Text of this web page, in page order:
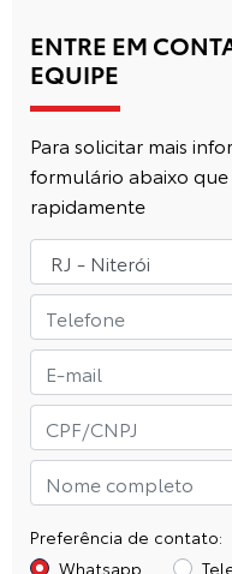
ENTRE EM
EQUIPE
Para solicitar mais
formulário abaixo
rapidamente
Preferência de contato:
Whatsapp